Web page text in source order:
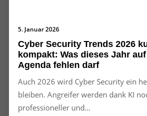
5. Januar 2026
Cyber Security Trends 2026
kompakt: Was dieses Jahr
Agenda fehlen darf
Auch 2026 wird Cyber Security ein
bleiben. Angreifer werden dank KI
professioneller und…